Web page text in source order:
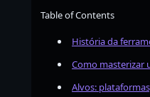
Table of Contents
História da
Como masterizar
Alvos: